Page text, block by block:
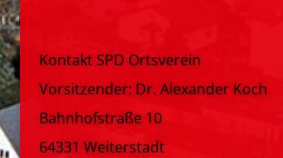
Kontakt SPD Ortsverein
Vorsitzender: Dr. Alexander Koch
Bahnhofstraße 10
64331 Weiterstadt